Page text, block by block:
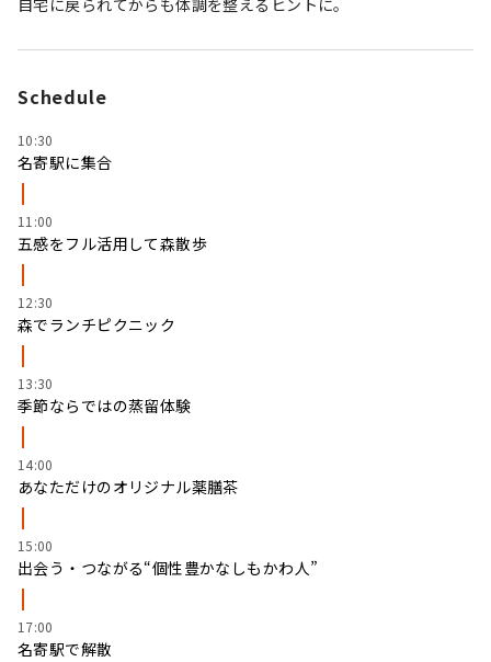
自宅に戻られてからも体調を整えるヒントに。
Schedule
10:30
名寄駅に集合
11:00
五感をフル活用して森散歩
12:30
森でランチピクニック
13:30
季節ならではの蒸留体験
14:00
あなただけのオリジナル薬膳茶
15:00
出会う・つながる“個性豊かなしもかわ人”
17:00
名寄駅で解散